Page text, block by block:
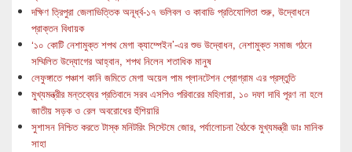
দক্ষিণ ত্রিপুরা জেলাভিত্তিক অনূর্ধ্ব-১৭ ভলিবল ও কাবাডি প্রতিযোগিতা শুরু, উদ্বোধনে
প্রাক্তন বিধায়ক
‘১০ কোটি নেশামুক্ত শপথ মেগা ক্যাম্পেইন’-এর শুভ উদ্বোধন, নেশামুক্ত সমাজ গঠনে
সম্মিলিত উদ্যোগের আহ্বান, শপথ নিলেন শতাধিক মানুষ
লেফুঙ্গাতে পঞ্চাশ কানি জমিতে মেগা অয়েল পাম প্লানটেশন প্রোগ্রাম এর প্রস্তুতি
মুখ্যমন্ত্রীর মন্তব্যের প্রতিবাদে সরব এসপিও পরিবারের মহিলারা, ১০ দফা দাবি পূরণ না হলে
জাতীয় সড়ক ও রেল অবরোধের হুঁশিয়ারি
সুশাসন নিশ্চিত করতে টাস্ক মনিটরিং সিস্টেমে জোর, পর্যালোচনা বৈঠকে মুখ্যমন্ত্রী ডাঃ মানিক
সাহা